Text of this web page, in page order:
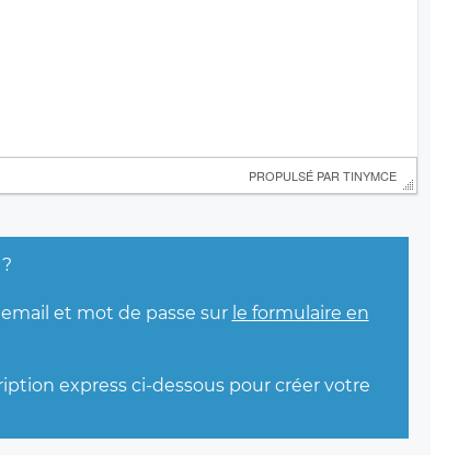
PROPULSÉ PAR TINYMCE
et mot de passe sur le formulaire en
express ci-dessous pour créer votre